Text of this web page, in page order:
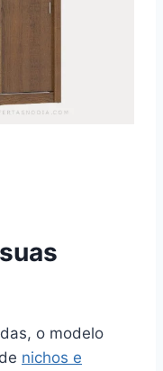
o modelo
nichos e